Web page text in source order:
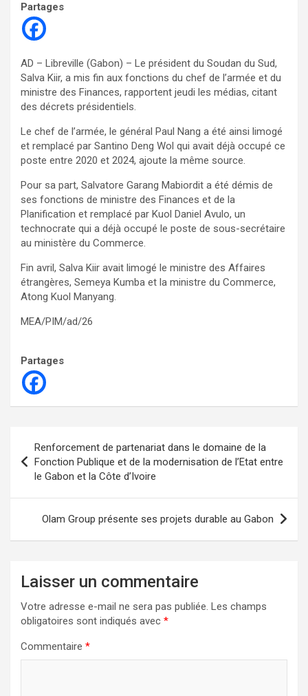
Partages
AD – Libreville (Gabon) – Le président du Soudan du Sud,
Salva Kiir, a mis fin aux fonctions du chef de l’armée et du
ministre des Finances, rapportent jeudi les médias, citant
des décrets présidentiels.
Le chef de l’armée, le général Paul Nang a été ainsi limogé
et remplacé par Santino Deng Wol qui avait déjà occupé ce
poste entre 2020 et 2024, ajoute la même source.
Pour sa part, Salvatore Garang Mabiordit a été démis de
ses fonctions de ministre des Finances et de la
Planification et remplacé par Kuol Daniel Avulo, un
technocrate qui a déjà occupé le poste de sous-secrétaire
au ministère du Commerce.
Fin avril, Salva Kiir avait limogé le ministre des Affaires
étrangères, Semeya Kumba et la ministre du Commerce,
Atong Kuol Manyang.
MEA/PIM/ad/26
Partages
de
l’article
Renforcement de partenariat dans le domaine de la
Fonction Publique et de la modernisation de l’Etat entre
le Gabon et la Côte d’Ivoire
Olam Group présente ses projets durable au Gabon
Laisser un commentaire
Votre adresse e-mail ne sera pas publiée. Les champs
obligatoires sont indiqués avec *
Commentaire *